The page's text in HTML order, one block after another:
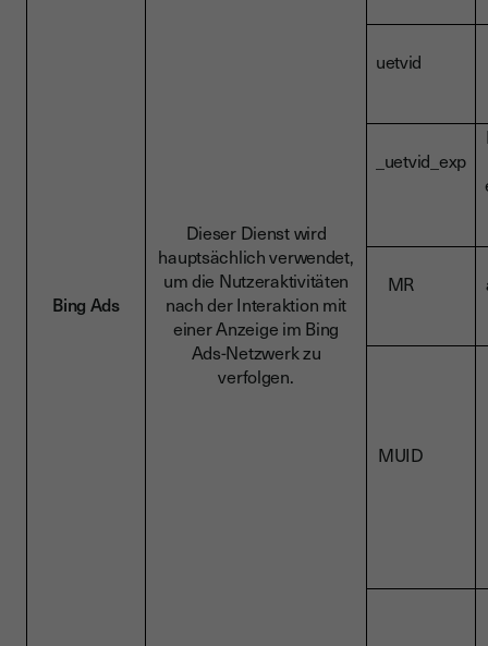
Bing Ads
Dieser Dienst wird
hauptsächlich verwendet,
um die Nutzeraktivitäten
nach der Interaktion mit
einer Anzeige im Bing
Ads-Netzwerk zu
verfolgen.
uetvid
_uetvid_exp
MR
MUID